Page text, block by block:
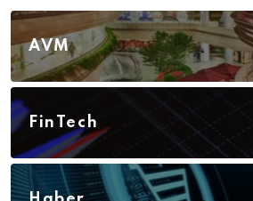
AVM
FinTech